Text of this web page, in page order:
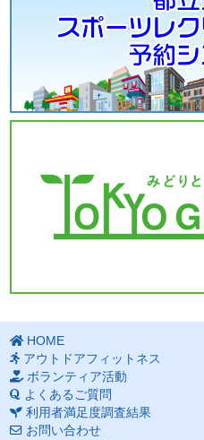
HOME
アウトドアフィットネス
ボランティア活動
よくあるご質問
利用者満足度調査結果
お問い合わせ